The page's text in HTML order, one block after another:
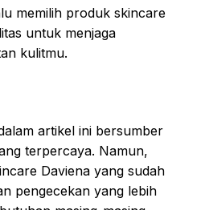
memilih produk skincare
untuk menjaga
kulitmu.
artikel ini bersumber
terpercaya. Namun,
Daviena yang sudah
pengecekan yang lebih